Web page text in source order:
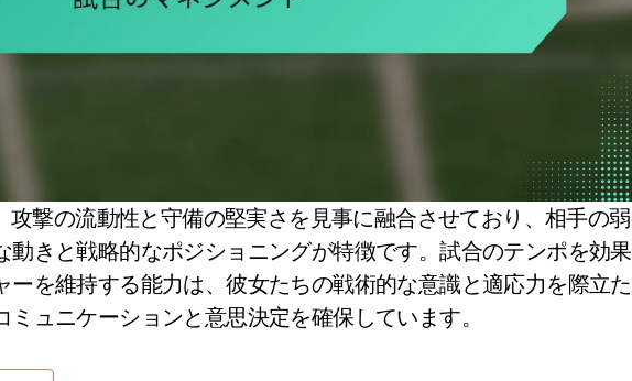
動きと戦略的なポジショニングが特徴です。試合のテンポを効果
ーを維持する能力は、彼女たちの戦術的な意識と適応力を際立た
ュニケーションと意思決定を確保しています。